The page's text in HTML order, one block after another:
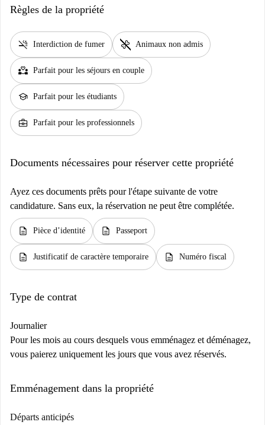
Règles de la propriété
smoke_free Interdiction de fumer pet_supplies Animaux non admis
partner_heart Parfait pour les séjours en couple
school Parfait pour les étudiants
business_center Parfait pour les professionnels
Documents nécessaires pour réserver cette propriété
Ayez ces documents prêts pour l'étape suivante de votre
candidature. Sans eux, la réservation ne peut être complétée.
description Pièce d’identité description Passeport
description Justificatif de caractère temporaire description Numéro fiscal
Type de contrat
Journalier
Pour les mois au cours desquels vous emménagez et déménagez,
vous paierez uniquement les jours que vous avez réservés.
Emménagement dans la propriété
Départs anticipés